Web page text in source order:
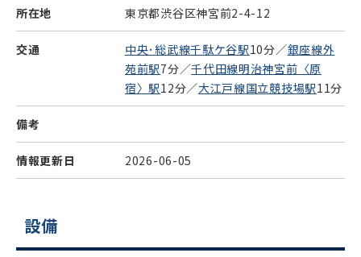
所在地 東京都渋谷区神宮前2-4-12
交通 中央･総武線千駄ケ谷駅10分／銀座線外
苑前駅7分／千代田線明治神宮前〈原
宿〉駅12分／大江戸線国立競技場駅11分
備考
情報更新日 2026-06-05
設備